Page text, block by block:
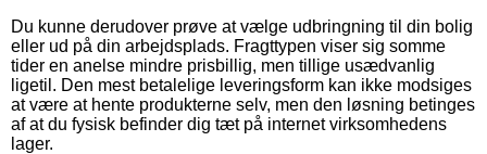
Du kunne derudover prøve at vælge udbringning til din bolig
eller ud på din arbejdsplads. Fragttypen viser sig somme
tider en anelse mindre prisbillig, men tillige usædvanlig
ligetil. Den mest betalelige leveringsform kan ikke modsiges
at være at hente produkterne selv, men den løsning betinges
af at du fysisk befinder dig tæt på internet virksomhedens
lager.